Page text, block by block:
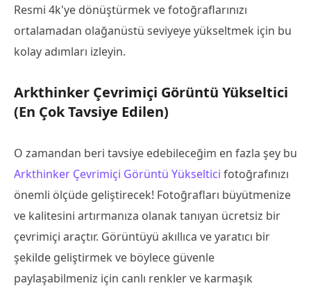
Resmi 4k'ye dönüştürmek ve fotoğraflarınızı
ortalamadan olağanüstü seviyeye yükseltmek için bu
kolay adımları izleyin.
Arkthinker Çevrimiçi Görüntü Yükseltici
(En Çok Tavsiye Edilen)
O zamandan beri tavsiye edebileceğim en fazla şey bu
Arkthinker Çevrimiçi Görüntü Yükseltici fotoğrafınızı
önemli ölçüde geliştirecek! Fotoğrafları büyütmenize
ve kalitesini artırmanıza olanak tanıyan ücretsiz bir
çevrimiçi araçtır. Görüntüyü akıllıca ve yaratıcı bir
şekilde geliştirmek ve böylece güvenle
paylaşabilmeniz için canlı renkler ve karmaşık